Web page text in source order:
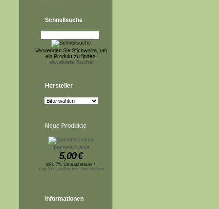
Schnellsuche
Verwenden Sie Stichworte, um
ein Produkt zu finden.
erweiterte Suche
Hersteller
Neue Produkte
Ipomoea jicama
5,00€
inkl. 7% Umsatzsteuer *
zzgl.Versandkosten, hier klicken
Informationen